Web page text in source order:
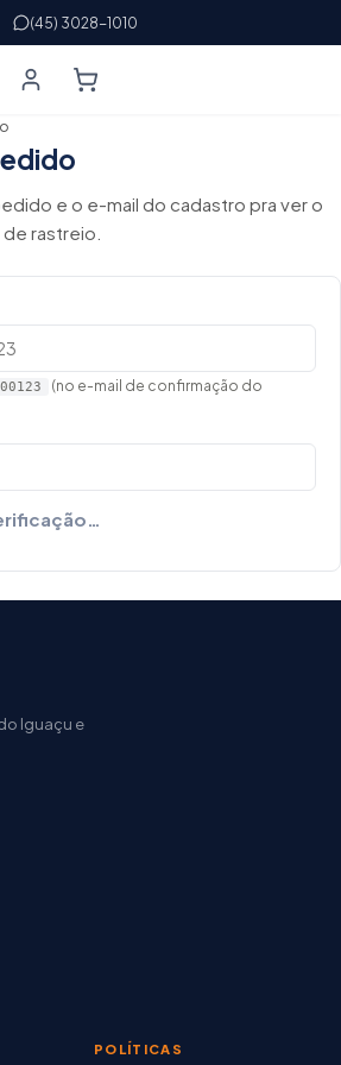
(45) 3028-1010
e o e-mail do cadastro pra ver o
rastreio.
(no e-mail de confirmação do
Iguaçu e
POLÍTICAS